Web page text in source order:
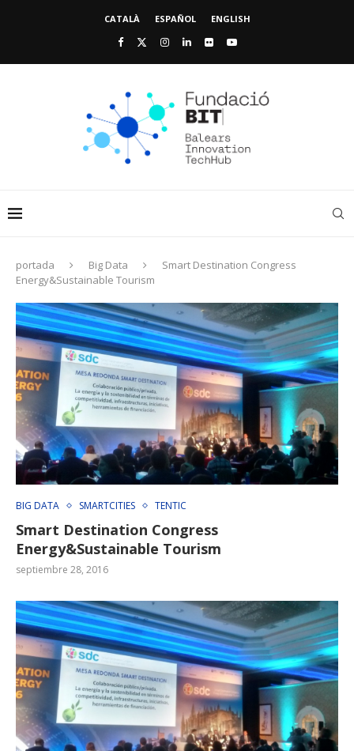
CATALÀ ESPAÑOL ENGLISH
portada Big Data
Smart Destination Congress
Energy&Sustainable Tourism
BIG DATA SMARTCITIES TENTIC
Smart Destination Congress
Energy&Sustainable Tourism
septiembre 28, 2016